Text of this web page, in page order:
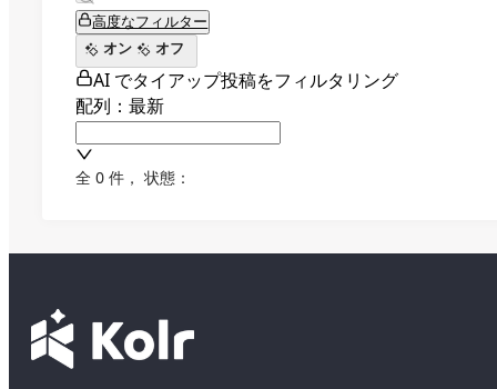
高度なフィルター
オン
オフ
AI でタイアップ投稿をフィルタリング
配列：最新
全 0 件 ， 状態：